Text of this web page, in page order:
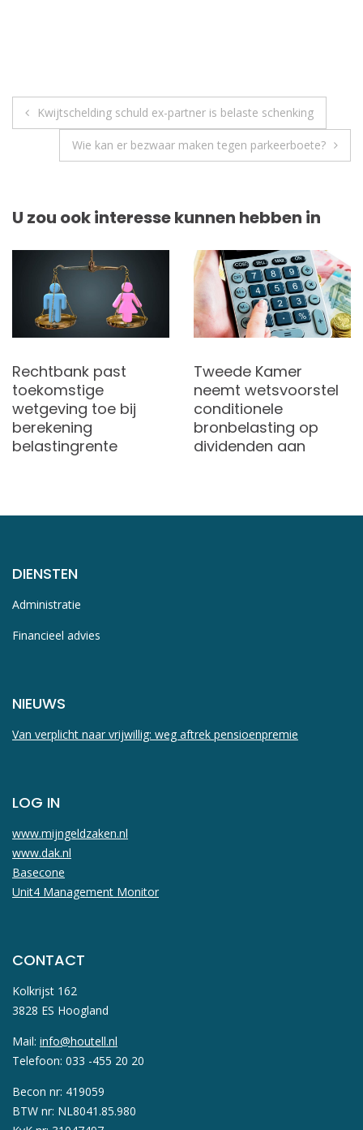
Berichtnavigatie
Kwijtschelding schuld ex-partner is belaste schenking
Wie kan er bezwaar maken tegen parkeerboete?
U zou ook interesse kunnen hebben in
Rechtbank past
toekomstige
wetgeving toe bij
berekening
belastingrente
Tweede Kamer
neemt wetsvoorstel
conditionele
bronbelasting op
dividenden aan
DIENSTEN
Administratie
Financieel advies
NIEUWS
Van verplicht naar vrijwillig: weg aftrek pensioenpremie
LOG IN
www.mijngeldzaken.nl
www.dak.nl
Basecone
Unit4 Management Monitor
CONTACT
Kolkrijst 162
3828 ES Hoogland
Mail: info@houtell.nl
Telefoon: 033 -455 20 20
Becon nr: 419059
BTW nr: NL8041.85.980